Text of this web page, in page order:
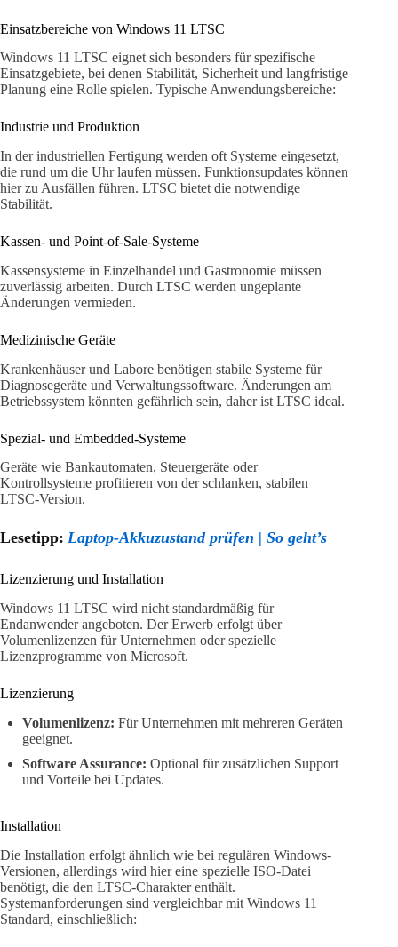
Einsatzbereiche von Windows 11 LTSC
Windows 11 LTSC eignet sich besonders für spezifische
Einsatzgebiete, bei denen Stabilität, Sicherheit und langfristige
Planung eine Rolle spielen. Typische Anwendungsbereiche:
Industrie und Produktion
In der industriellen Fertigung werden oft Systeme eingesetzt,
die rund um die Uhr laufen müssen. Funktionsupdates können
hier zu Ausfällen führen. LTSC bietet die notwendige
Stabilität.
Kassen- und Point-of-Sale-Systeme
Kassensysteme in Einzelhandel und Gastronomie müssen
zuverlässig arbeiten. Durch LTSC werden ungeplante
Änderungen vermieden.
Medizinische Geräte
Krankenhäuser und Labore benötigen stabile Systeme für
Diagnosegeräte und Verwaltungssoftware. Änderungen am
Betriebssystem könnten gefährlich sein, daher ist LTSC ideal.
Spezial- und Embedded-Systeme
Geräte wie Bankautomaten, Steuergeräte oder
Kontrollsysteme profitieren von der schlanken, stabilen
LTSC-Version.
Lesetipp: Laptop-Akkuzustand prüfen | So geht’s
Lizenzierung und Installation
Windows 11 LTSC wird nicht standardmäßig für
Endanwender angeboten. Der Erwerb erfolgt über
Volumenlizenzen für Unternehmen oder spezielle
Lizenzprogramme von Microsoft.
Lizenzierung
Volumenlizenz: Für Unternehmen mit mehreren Geräten
geeignet.
Software Assurance: Optional für zusätzlichen Support
und Vorteile bei Updates.
Installation
Die Installation erfolgt ähnlich wie bei regulären Windows-
Versionen, allerdings wird hier eine spezielle ISO-Datei
benötigt, die den LTSC-Charakter enthält.
Systemanforderungen sind vergleichbar mit Windows 11
Standard, einschließlich: